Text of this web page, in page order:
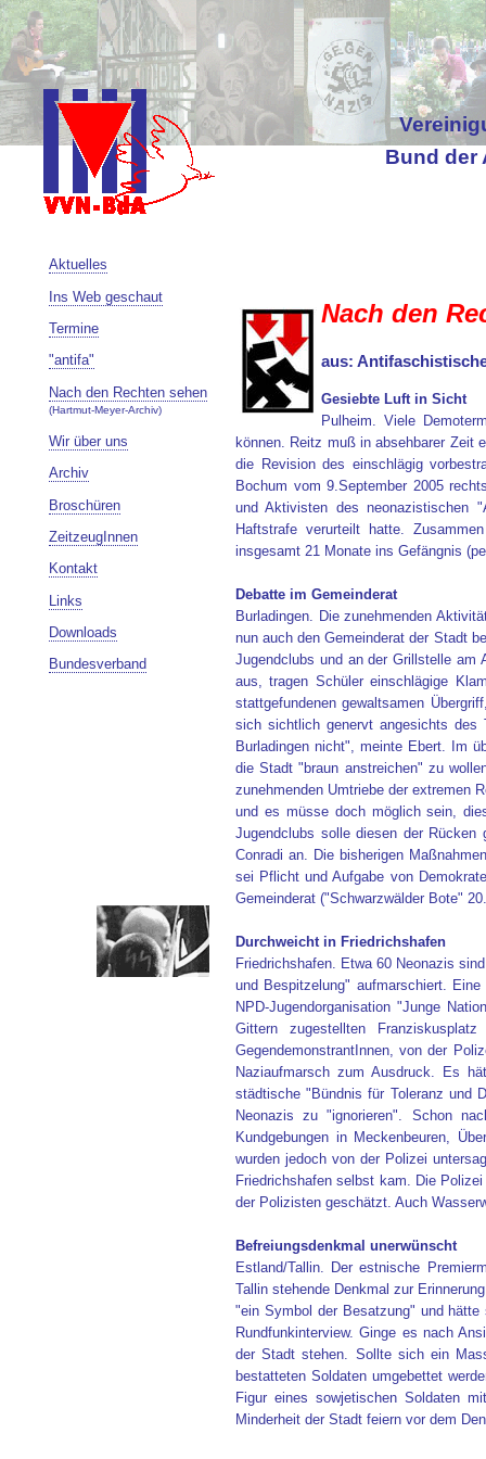
Bund der
Aktuelles
Ins Web geschaut
Termine
"antifa"
Nach den Rechten sehen
(Hartmut-Meyer-Archiv)
Wir über uns
Archiv
Broschüren
ZeitzeugInnen
Kontakt
Links
Downloads
Bundesverband
Nach den
aus:
Gesiebte Luft in Sicht
Pulheim. Viele
können. Reitz muß in absehbarer Zeit
die Revision des einschlägig
Bochum vom 9.September 2005
und Aktivisten des neonazistischen
Haftstrafe verurteilt hatte.
insgesamt 21 Monate ins Gefängnis
Debatte im Gemeinderat
Burladingen. Die zunehmenden
nun auch den Gemeinderat der Stadt
Jugendclubs und an der Grillstelle am
aus, tragen Schüler einschlägige
stattgefundenen gewaltsamen
sich sichtlich genervt angesichts
Burladingen nicht", meinte Ebert. Im
die Stadt "braun anstreichen" zu
zunehmenden Umtriebe der extremen
und es müsse doch möglich sein,
Jugendclubs solle diesen der Rücken
Conradi an. Die bisherigen
sei Pflicht und Aufgabe von
Gemeinderat ("Schwarzwälder Bote"
Durchweicht in Friedrichshafen
Friedrichshafen. Etwa 60 Neonazis
und Bespitzelung" aufmarschiert.
NPD-Jugendorganisation "Junge
Gittern zugestellten
GegendemonstrantInnen, von der
Naziaufmarsch zum Ausdruck. Es
städtische "Bündnis für Toleranz und
Neonazis zu "ignorieren". Schon
Kundgebungen in Meckenbeuren,
wurden jedoch von der Polizei
Friedrichshafen selbst kam. Die
der Polizisten geschätzt. Auch
Befreiungsdenkmal unerwünscht
Estland/Tallin. Der estnische
Tallin stehende Denkmal zur
"ein Symbol der Besatzung" und
Rundfunkinterview. Ginge es nach
der Stadt stehen. Sollte sich ein
bestatteten Soldaten umgebettet
Figur eines sowjetischen Soldaten
Minderheit der Stadt feiern vor dem